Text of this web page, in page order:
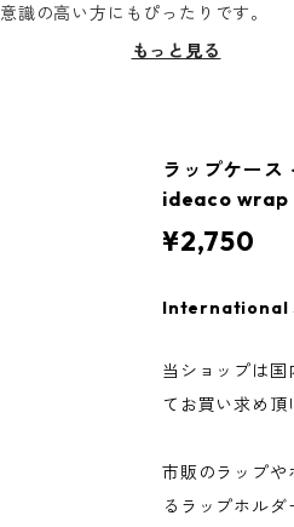
意識の高い方にもぴったりです。
もっと見る
ラップケース
ideaco wrap
¥2,750
International
当ショップは国
てお買い求め頂
市販のラップや
るラップホル